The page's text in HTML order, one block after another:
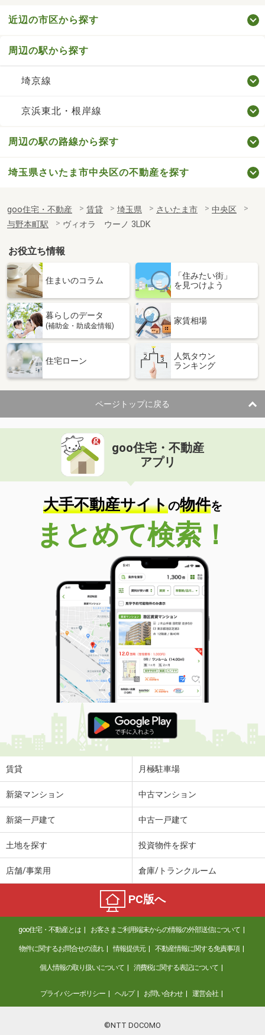
近辺の市区から探す
周辺の駅から探す
埼京線
京浜東北・根岸線
周辺の駅の路線から探す
埼玉県さいたま市中央区の不動産を探す
goo住宅・不動産 賃貸 埼玉県 さいたま市
中央区
与野本町駅
ヴィオラ ウーノ 3LDK
お役立ち情報
住まいのコラム
「住みたい街」
を見つけよう
暮らしのデータ
(補助金・助成金情報)
家賃相場
住宅ローン
人気タウン
ランキング
ページトップに戻る
goo住宅・不動産
アプリ
大手不動産サイトの物件を
まとめて検索！
賃貸 月極駐車場
新築マンション 中古マンション
新築一戸建て 中古一戸建て
土地を探す 投資物件を探す
店舗/事業用 倉庫/トランクルーム
PC版へ
goo住宅・不動産とは お客さまご利用端末からの情報の外部送信について
物件に関するお問合せの流れ 情報提供元 不動産情報に関する免責事項
個人情報の取り扱いについて 消費税に関する表記について
プライバシーポリシー ヘルプ お問い合わせ 運営会社
©NTT DOCOMO